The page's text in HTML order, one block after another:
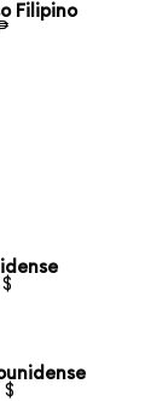
Filipino
$